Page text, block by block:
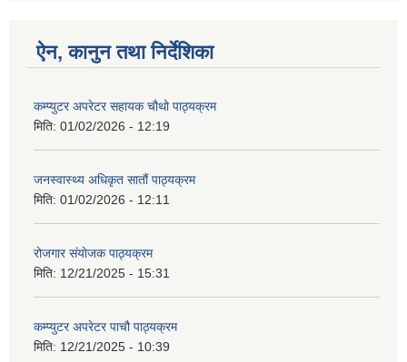
ऐन, कानुन तथा निर्देशिका
कम्प्युटर अपरेटर सहायक चौथो पाठ्यक्रम
मिति: 01/02/2026 - 12:19
जनस्वास्थ्य अधिकृत सातौं पाठ्यक्रम
मिति: 01/02/2026 - 12:11
रोजगार संयोजक पाठ्यक्रम
मिति: 12/21/2025 - 15:31
कम्प्युटर अपरेटर पाचौ पाठ्यक्रम
मिति: 12/21/2025 - 10:39